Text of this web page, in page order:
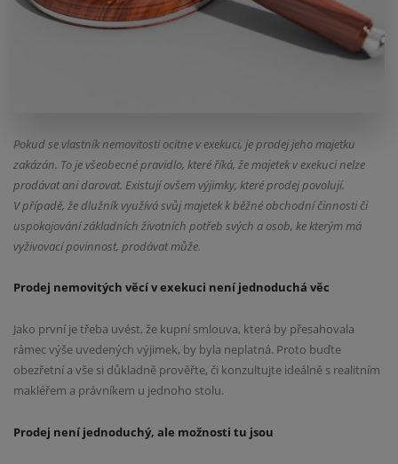
Pokud se vlastník nemovitosti ocitne v exekuci, je prodej jeho majetku
zakázán. To je všeobecné pravidlo, které říká, že majetek v exekuci nelze
prodávat ani darovat. Existují ovšem výjimky, které prodej povolují.
V případě, že dlužník využívá svůj majetek k běžné obchodní činnosti či
uspokojování základních životních potřeb svých a osob, ke kterým má
vyživovací povinnost, prodávat může.
Prodej nemovitých věcí v exekuci není jednoduchá věc
Jako první je třeba uvést, že kupní smlouva, která by přesahovala
rámec výše uvedených výjimek, by byla neplatná. Proto buďte
obezřetní a vše si důkladně prověřte, či konzultujte ideálně s realitním
makléřem a právníkem u jednoho stolu.
Prodej není jednoduchý, ale možnosti tu jsou